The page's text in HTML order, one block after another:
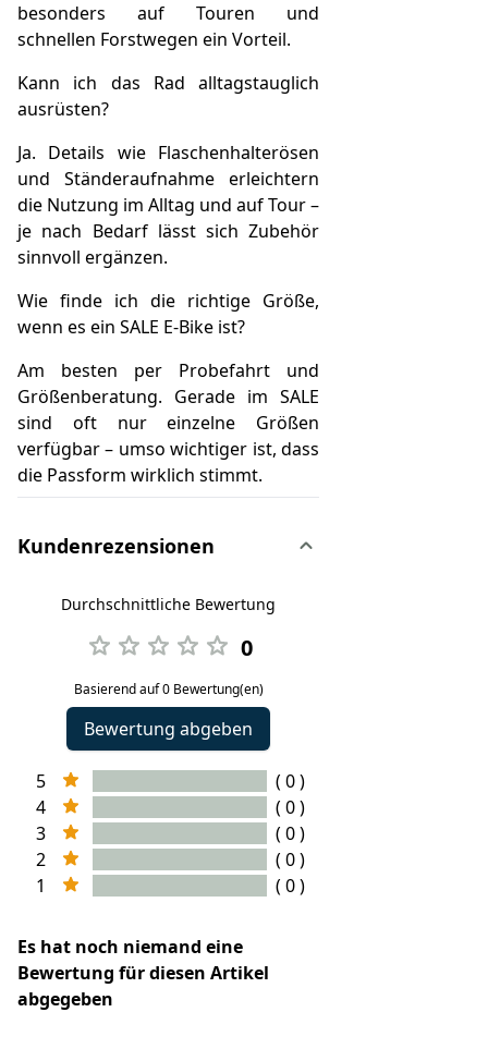
besonders auf Touren und
schnellen Forstwegen ein Vorteil.
Kann ich das Rad alltagstauglich
ausrüsten?
Ja. Details wie Flaschenhalterösen
und Ständeraufnahme erleichtern
die Nutzung im Alltag und auf Tour –
je nach Bedarf lässt sich Zubehör
sinnvoll ergänzen.
Wie finde ich die richtige Größe,
wenn es ein SALE E‑Bike ist?
Am besten per Probefahrt und
Größenberatung. Gerade im SALE
sind oft nur einzelne Größen
verfügbar – umso wichtiger ist, dass
die Passform wirklich stimmt.
Kundenrezensionen
Durchschnittliche Bewertung
0
Basierend auf 0 Bewertung(en)
Bewertung abgeben
5
( 0 )
4
( 0 )
3
( 0 )
2
( 0 )
1
( 0 )
Es hat noch niemand eine
Bewertung für diesen Artikel
abgegeben